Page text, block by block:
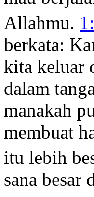
Allahmu.
berkata:
kita keluar
dalam
manakah
membuat
itu lebih
sana